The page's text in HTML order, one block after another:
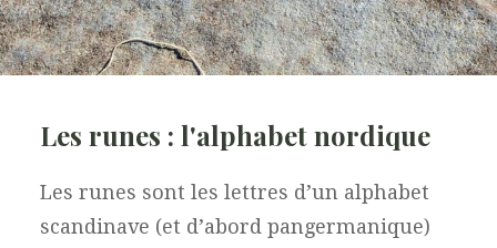
Les runes : l'alphabet nordique
Les runes sont les lettres d’un alphabet
scandinave (et d’abord pangermanique)